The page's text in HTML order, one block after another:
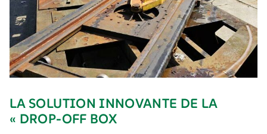
LA SOLUTION INNOVANTE DE LA
« DROP-OFF BOX